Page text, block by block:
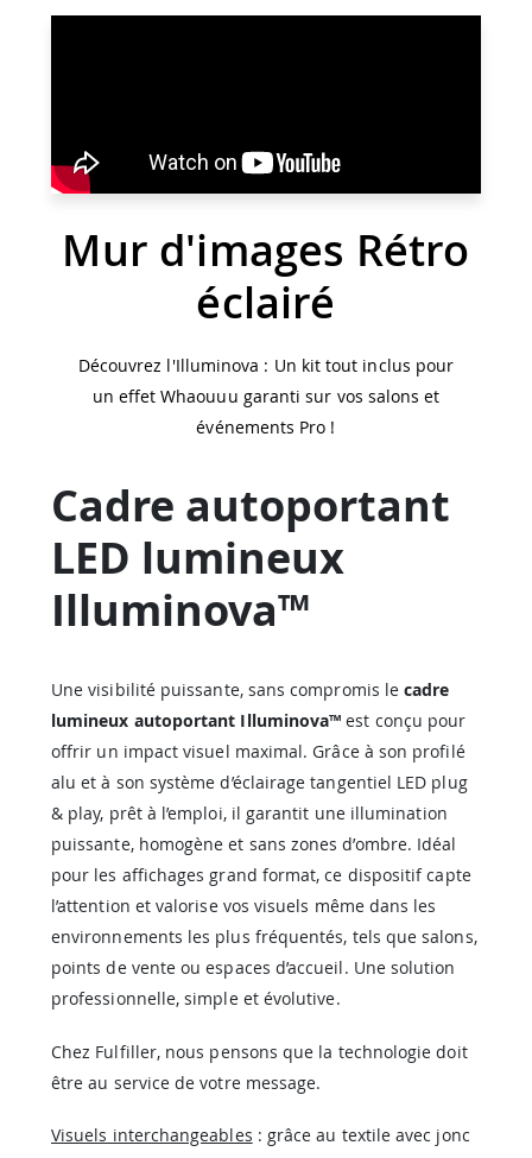
Mur d'images Rétro
éclairé
Découvrez l'Illuminova : Un kit tout inclus pour
un effet Whaouuu garanti sur vos salons et
événements Pro !
Cadre autoportant
LED lumineux
Illuminova™
Une visibilité puissante, sans compromis lecadre
lumineux autoportant Illuminova™est conçu pour
offrir un impact visuel maximal. Grâce à son profilé
alu et à son système d’éclairage tangentiel LED plug
& play, prêt à l’emploi, il garantit une illumination
puissante, homogène et sans zones d’ombre. Idéal
pour les affichages grand format, ce dispositif capte
l’attention et valorise vos visuels même dans les
environnements les plus fréquentés, tels que salons,
points de vente ou espaces d’accueil. Une solution
professionnelle, simple et évolutive.
Chez Fulfiller, nous pensons que la technologie doit
être au service de votre message.
Visuels interchangeables : grâce au textile avec jonc